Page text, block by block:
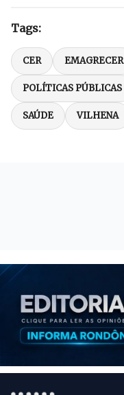
Tags:
CER EMAGRECER
POLÍTICAS PÚBLICAS
SAÚDE VILHENA